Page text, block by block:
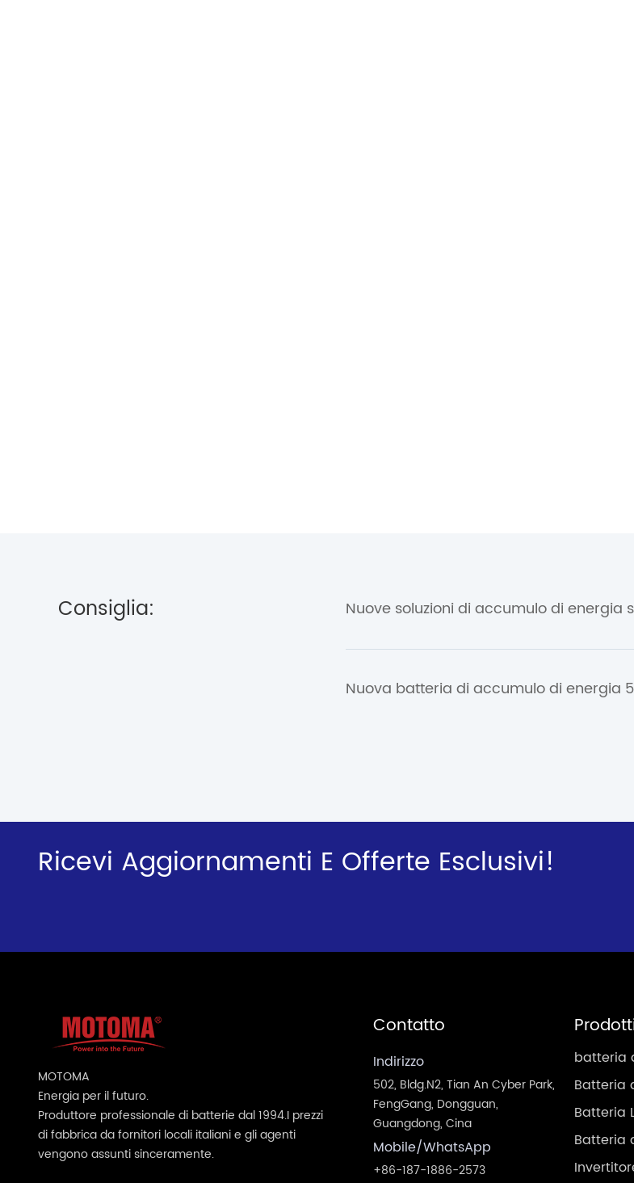
Consiglia:
Ricevi Aggiornamenti E Offerte Esclusivi!
MOTOMA
Energia per il futuro.
Produttore professionale di batterie dal 1994.I prezzi
di fabbrica da fornitori locali italiani e gli agenti
vengono assunti sinceramente.
Contatto
Indirizzo
502, Bldg.N2, Tian An Cyber Park,
FengGang, Dongguan,
Guangdong, Cina
Mobile/WhatsApp
+86-187-1886-2573
batteria
Batteria
Batteria
Batteria